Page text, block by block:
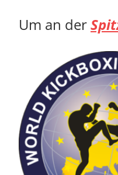
Um an der